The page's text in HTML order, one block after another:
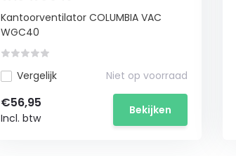
Kantoorventilator COLUMBIA VAC
WGC40
Vergelijk Niet op voorraad
€56,95
Incl. btw
Bekijken